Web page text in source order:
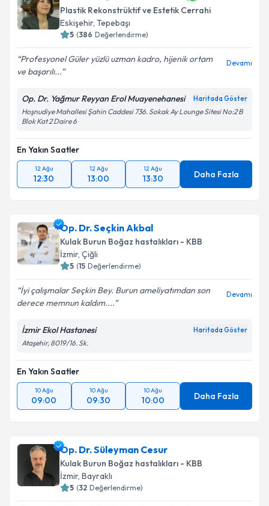
Plastik Rekonstrüktif ve Estetik Cerrahi
Eskişehir, Tepebaşı
5 (386 Değerlendirme)
Profesyonel Güler yüzlü uzman kadro, hijenik ortam
ve başarılı...
Devamı
Op. Dr. Yağmur Reyyan Erol Muayenehanesi Haritada Göster
Hoşnudiye Mahallesi Şahin Caddesi 736. Sokak Ay Lounge Sitesi No:2 B
Blok Kat 2 Daire 6
En Yakın Saatler
12 Ağu
12:30
12 Ağu
13:00
12 Ağu
13:30 Daha Fazla
Op. Dr. Seçkin Akbal
Kulak Burun Boğaz hastalıkları - KBB
İzmir, Çiğli
5 (15 Değerlendirme)
İyi çalışmalar Seçkin Bey. Burun ameliyatımdan son
derece memnun kaldım....
Devamı
İzmir Ekol Hastanesi Haritada Göster
Ataşehir, 8019/16. Sk.
En Yakın Saatler
10 Ağu
09:00
10 Ağu
09:30
10 Ağu
10:00 Daha Fazla
Op. Dr. Süleyman Cesur
Kulak Burun Boğaz hastalıkları - KBB
İzmir, Bayraklı
5 (32 Değerlendirme)